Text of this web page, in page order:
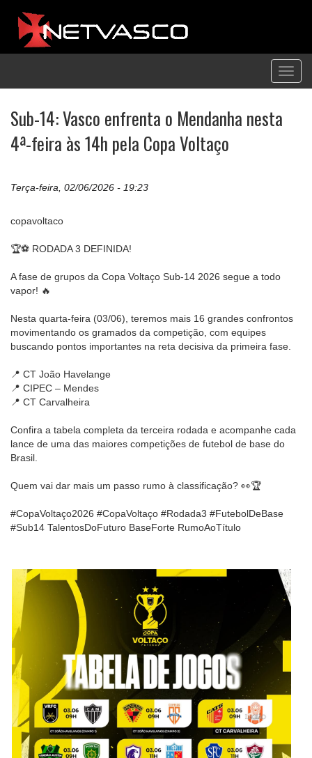
Sub-14: Vasco enfrenta o Mendanha nesta
4ª-feira às 14h pela Copa Voltaço
Terça-feira, 02/06/2026 - 19:23
copavoltaco
🏆⚽ RODADA 3 DEFINIDA!
A fase de grupos da Copa Voltaço Sub-14 2026 segue a todo
vapor! 🔥
Nesta quarta-feira (03/06), teremos mais 16 grandes confrontos
movimentando os gramados da competição, com equipes
buscando pontos importantes na reta decisiva da primeira fase.
📍 CT João Havelange
📍 CIPEC – Mendes
📍 CT Carvalheira
Confira a tabela completa da terceira rodada e acompanhe cada
lance de uma das maiores competições de futebol de base do
Brasil.
Quem vai dar mais um passo rumo à classificação? 👀🏆
#CopaVoltaço2026 #CopaVoltaço #Rodada3 #FutebolDeBase
#Sub14 TalentosDoFuturo BaseForte RumoAoTítulo